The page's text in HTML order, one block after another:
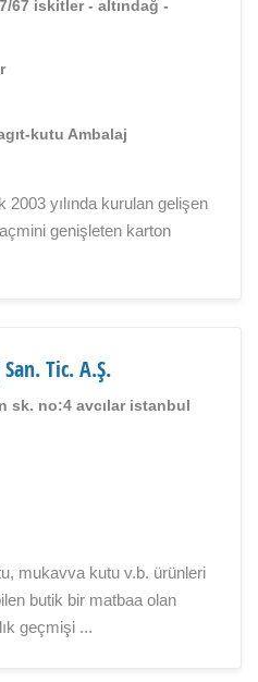
67 iskitler - altındağ -
kutu Ambalaj
2003 yılında kurulan gelişen
genişleten karton
Tic. A.Ş.
sk. no:4 avcılar istanbul
mukavva kutu v.b. ürünleri
butik bir matbaa olan
geçmişi ...